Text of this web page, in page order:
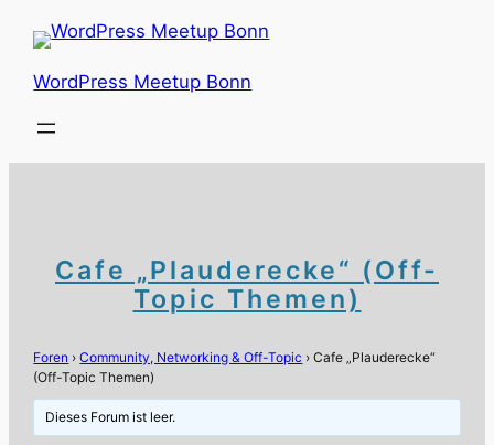
Inhalt
springen
WordPress Meetup Bonn
Cafe „Plauderecke“ (Off-
Topic Themen)
Foren › Community, Networking & Off-Topic › Cafe „Plauderecke“
(Off-Topic Themen)
Dieses Forum ist leer.